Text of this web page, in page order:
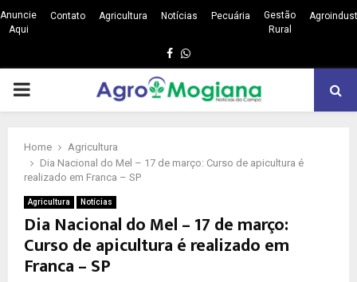
Anuncie
Aqui
Contato Agricultura Notícias Pecuária
Gestão
Rural
Facebook
Whatsapp
PRIMARY
Home
Agricultura
Dia Nacional do Mel – 17 de março: Curso de apicultura é
realizado em Franca – SP
Agricultura Notícias
Dia Nacional do Mel – 17 de março:
Curso de apicultura é realizado em
Franca – SP